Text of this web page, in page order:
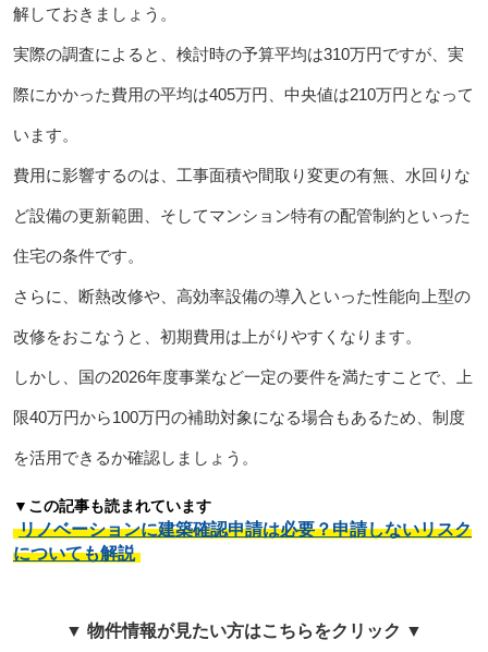
解しておきましょう。
実際の調査によると、検討時の予算平均は310万円ですが、実
際にかかった費用の平均は405万円、中央値は210万円となって
います。
費用に影響するのは、工事面積や間取り変更の有無、水回りな
ど設備の更新範囲、そしてマンション特有の配管制約といった
住宅の条件です。
さらに、断熱改修や、高効率設備の導入といった性能向上型の
改修をおこなうと、初期費用は上がりやすくなります。
しかし、国の2026年度事業など一定の要件を満たすことで、上
限40万円から100万円の補助対象になる場合もあるため、制度
を活用できるか確認しましょう。
▼この記事も読まれています
リノベーションに建築確認申請は必要？申請しないリスク
についても解説
▼ 物件情報が見たい方はこちらをクリック ▼